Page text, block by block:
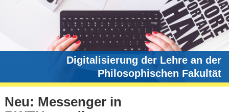
Digitalisierung der Lehre an der
Philosophischen Fakultät
Neu: Messenger in